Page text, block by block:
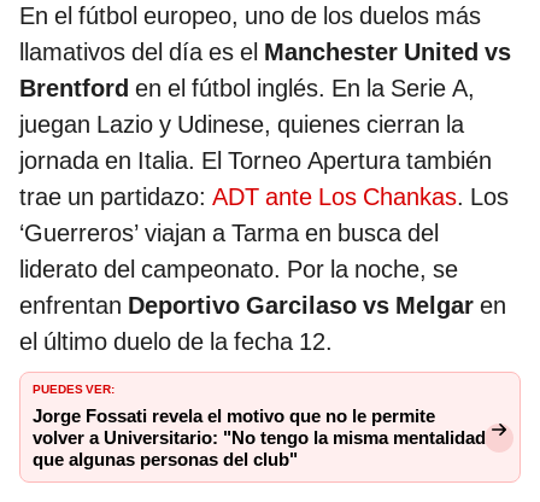
En el fútbol europeo, uno de los duelos más
llamativos del día es el Manchester United vs
Brentford en el fútbol inglés. En la Serie A,
juegan Lazio y Udinese, quienes cierran la
jornada en Italia. El Torneo Apertura también
trae un partidazo: ADT ante Los Chankas. Los
‘Guerreros’ viajan a Tarma en busca del
liderato del campeonato. Por la noche, se
enfrentan Deportivo Garcilaso vs Melgar en
el último duelo de la fecha 12.
PUEDES VER:
Jorge Fossati revela el motivo que no le permite
volver a Universitario: "No tengo la misma mentalidad
que algunas personas del club"